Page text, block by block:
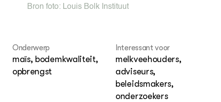
Bron foto: Louis Bolk Instituut
Onderwerp
maïs, bodemkwaliteit,
opbrengst
Interessant voor
melkveehouders,
adviseurs,
beleidsmakers,
onderzoekers